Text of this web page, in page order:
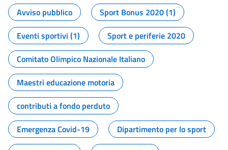
Avviso pubblico
Sport Bonus 2020 (1)
Eventi sportivi (1)
Sport e periferie 2020
Comitato Olimpico Nazionale Italiano
Maestri educazione motoria
contributi a fondo perduto
Emergenza Covid-19
Dipartimento per lo sport